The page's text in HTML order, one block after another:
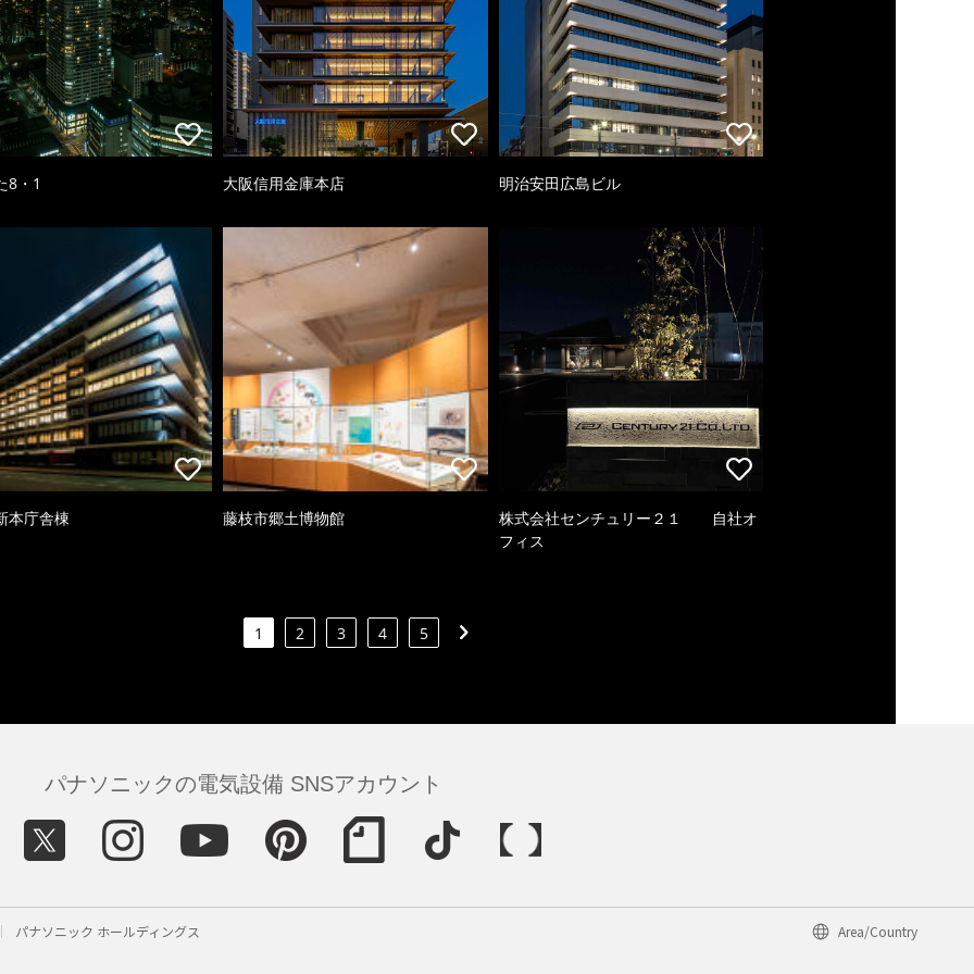
8・1 大阪信用金庫本店 明治安田広島ビル
本庁舎棟 藤枝市郷土博物館
株式会社センチュリー２１ 自社オ
フィス
1 2 3 4 5
パナソニックの電気設備 SNSアカウント
パナソニック ホールディングス Area/Country